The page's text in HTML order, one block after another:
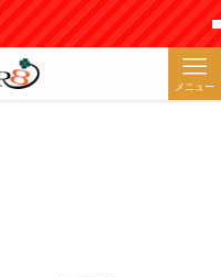
■
メニュー